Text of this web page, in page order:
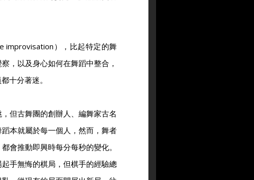
improvisation），比起特定的舞
，以及身心如何在舞蹈中整合，
十分著迷。
但古舞團的創辦人、編舞家古名
本就屬於每一個人，然而，舞者
會推動即興時每分每秒的變化。
手無悔的棋局，但棋手的經驗總